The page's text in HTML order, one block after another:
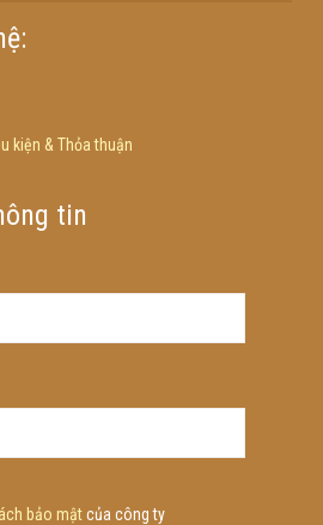
kiện & Thỏa thuận
tin
bảo mậtcủa công ty